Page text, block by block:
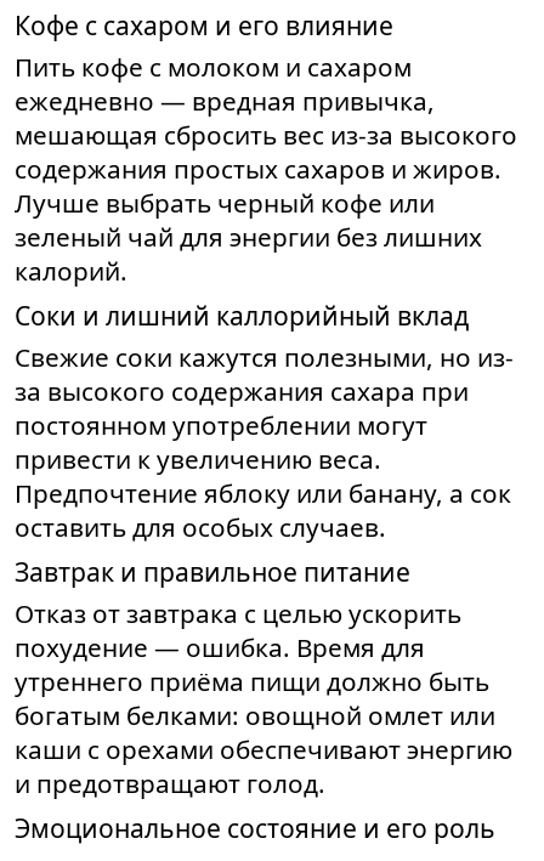
Кофе с сахаром и его влияние
Пить кофе с молоком и сахаром
ежедневно — вредная привычка,
мешающая сбросить вес из-за высокого
содержания простых сахаров и жиров.
Лучше выбрать черный кофе или
зеленый чай для энергии без лишних
калорий.
Соки и лишний каллорийный вклад
Свежие соки кажутся полезными, но из-
за высокого содержания сахара при
постоянном употреблении могут
привести к увеличению веса.
Предпочтение яблоку или банану, а сок
оставить для особых случаев.
Завтрак и правильное питание
Отказ от завтрака с целью ускорить
похудение — ошибка. Время для
утреннего приёма пищи должно быть
богатым белками: овощной омлет или
каши с орехами обеспечивают энергию
и предотвращают голод.
Эмоциональное состояние и его роль